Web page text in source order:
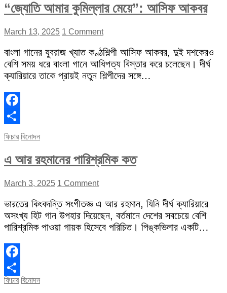
“জ্যোতি আমার কুমিল্লার মেয়ে”: আসিফ আকবর
March 13, 2025 1 Comment
বাংলা গানের যুবরাজ খ্যাত কণ্ঠশিল্পী আসিফ আকবর, দুই দশকেরও
বেশি সময় ধরে বাংলা গানে আধিপত্য বিস্তার করে চলেছেন। দীর্ঘ
ক্যারিয়ারে তাকে প্রায়ই নতুন শিল্পীদের সঙ্গে…
Facebook
Share
ফিচার বিনোদন
এ আর রহমানের পারিশ্রমিক কত
March 3, 2025 1 Comment
ভারতের কিংবদন্তি সংগীতজ্ঞ এ আর রহমান, যিনি দীর্ঘ ক্যারিয়ারে
অসংখ্য হিট গান উপহার দিয়েছেন, বর্তমানে দেশের সবচেয়ে বেশি
পারিশ্রমিক পাওয়া গায়ক হিসেবে পরিচিত। পিঙ্কভিলার একটি…
Facebook
Share
ফিচার বিনোদন